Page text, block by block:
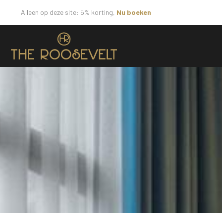
Alleen op deze site: 5% korting, Nu boeken